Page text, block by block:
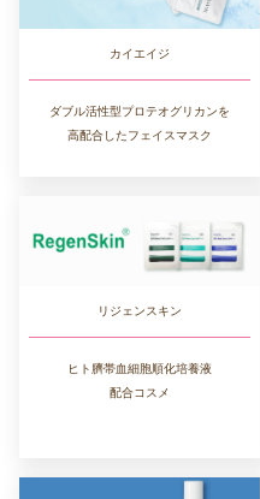
カイエイジ
ダブル活性型プロテオグリカンを
高配合したフェイスマスク
リジェンスキン
ヒト臍帯血細胞順化培養液
配合コスメ